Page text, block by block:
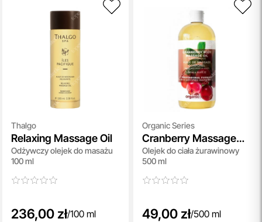
Thalgo
Relaxing Massage Oil
Odżywczy olejek do masażu
100 ml
236,00 zł/100 ml
Organic Series
Cranberry Massage
Body Oil
Olejek do ciała żurawinowy
500 ml
49,00 zł/500 ml